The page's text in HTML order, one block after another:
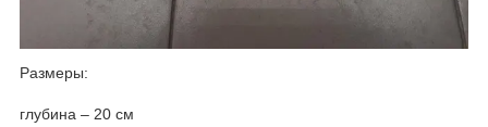
Размеры:
глубина – 20 см